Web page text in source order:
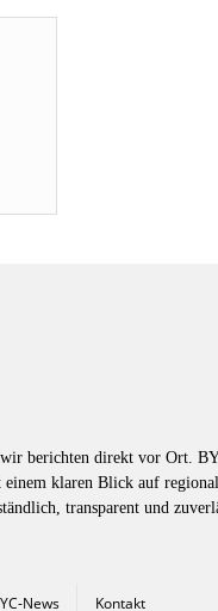
berichten direkt vor Ort.
klaren Blick auf
transparent und
News Kontakt